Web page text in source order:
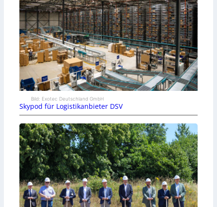
Bild: Exotec Deutschland GmbH
Skypod für Logistikanbieter DSV